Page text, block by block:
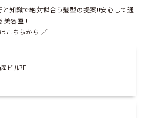
知識で絶対似合う髪型の提案!!安心して通
美容室!!
こちらから ／
ビル7F